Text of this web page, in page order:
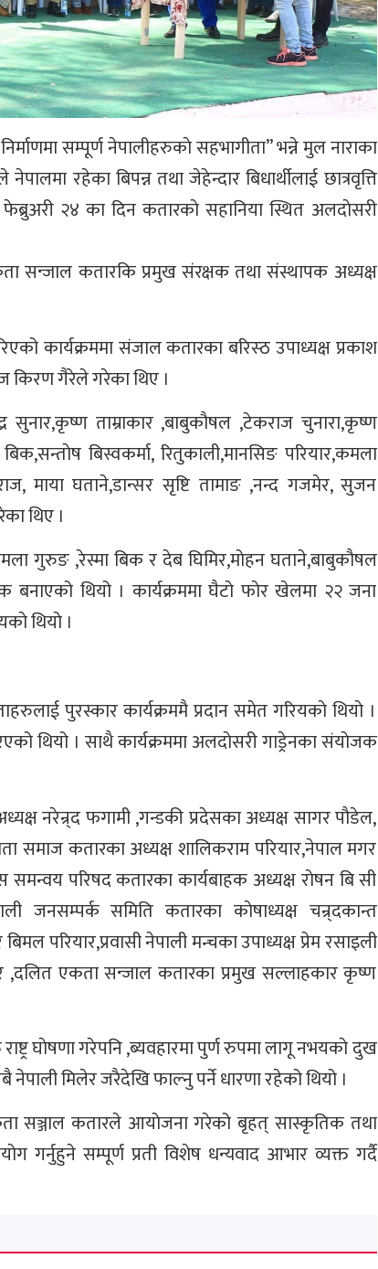
सम्पूर्ण नेपालीहरुकाे सहभागीता” भन्ने मुल नाराका
रहेका बिपन्न तथा जेहेन्दार बिधार्थीलाई छात्रवृत्ति
२४ का दिन कतारकाे सहानिया स्थित अलदाेसरी
सन्जाल कतारकि प्रमुख संरक्षक तथा संस्थापक अध्यक्ष
कार्यक्रममा संजाल कतारका बरिस्ठ उपाध्यक्ष प्रकाश
किरण गैरेले गरेका थिए ।
सुनार,कृष्ण ताम्राकार ,बाबुकाैषल ,टेकराज चुनारा,कृष्ण
बिस्वकर्मा, रितुकाली,मानसिङ परियार,कमला
माया घताने,डान्सर सृष्टि तामाङ ,नन्द गजमेर, सुजन
थिए ।
गुरुङ ,रेस्मा बिक र देब घिमिर,माेहन घताने,बाबुकाैषल
बनाएको थियो । कार्यक्रममा घैटाे फाेर खेलमा २२ जना
थियाे ।
पुरस्कार कार्यक्रममै प्रदान समेत गरियकाे थियाे ।
थियो । साथै कार्यक्रममा अलदाेसरी गाड्रेनका संयाेजक
नरेन्र्द फगामी ,गन्डकी प्रदेसका अध्यक्ष सागर पाैडेल,
समाज कतारका अध्यक्ष शालिकराम परियार,नेपाल मगर
परिषद कतारका कार्यबाहक अध्यक्ष राेषन बि सी
जनसम्पर्क समिति कतारका काेषाध्यक्ष चन्र्दकान्त
बिमल परियार,प्रवासी नेपाली मन्चका उपाध्यक्ष प्रेम रसाइली
,दलित एकता सन्जाल कतारका प्रमुख सल्लाहकार कृष्ण
घाेषणा गरेपनि ,ब्यवहारमा पुर्ण रुपमा लागू नभयकाे दुख
मिलेर जरैदेखि फाल्नु पर्ने धारणा रहेको थियो ।
सञ्जाल कतारले आयाेजना गरेको बृहत् सास्कृतिक तथा
गर्नुहुने सम्पूर्ण प्रती विशेष धन्यवाद आभार व्यक्त गर्दै